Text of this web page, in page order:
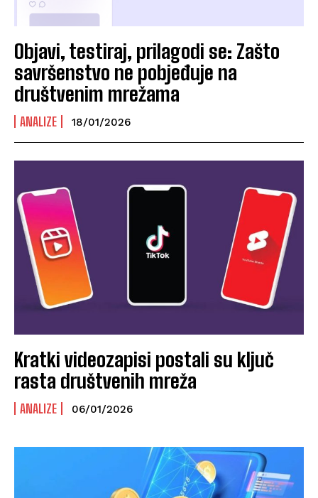
Objavi, testiraj, prilagodi se: Zašto
savršenstvo ne pobjeđuje na
društvenim mrežama
ANALIZE 18/01/2026
Kratki videozapisi postali su ključ
rasta društvenih mreža
ANALIZE 06/01/2026